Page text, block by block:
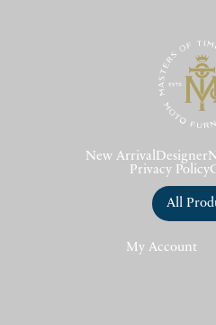
New Arrival Designer
Privacy Policy
All
My Account